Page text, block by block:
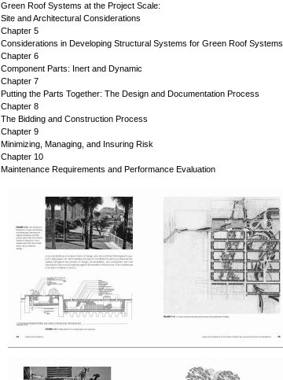
Green Roof Systems at the Project Scale:
Site and Architectural Considerations
Chapter 5
Considerations in Developing Structural Systems for Green Roof Systems
Chapter 6
Component Parts: Inert and Dynamic
Chapter 7
Putting the Parts Together: The Design and Documentation Process
Chapter 8
The Bidding and Construction Process
Chapter 9
Minimizing, Managing, and Insuring Risk
Chapter 10
Maintenance Requirements and Performance Evaluation